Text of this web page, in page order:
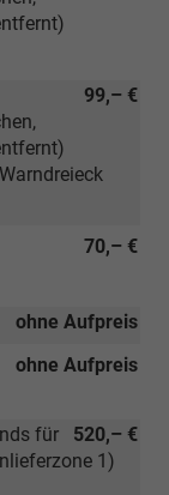
99,– €
70,– €
ohne Aufpreis
ohne Aufpreis
520,– €
für
1)